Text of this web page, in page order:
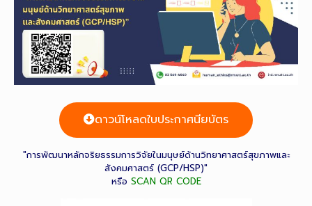
ดาวน์โหลดใบประกาศนียบัตร
"การพัฒนาหลักจริยธรรมการวิจัยในมนุษย์ด้านวิทยาศาสตร์สุขภาพและ
สังคมศาสตร์ (GCP/HSP)"
หรือ SCAN QR CODE